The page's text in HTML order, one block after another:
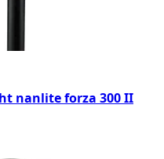
nanlite forza 300 II